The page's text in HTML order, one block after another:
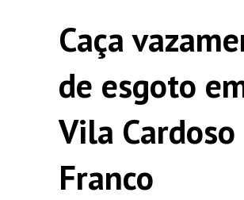
Caça
de esgoto
Vila Cardoso
Franco